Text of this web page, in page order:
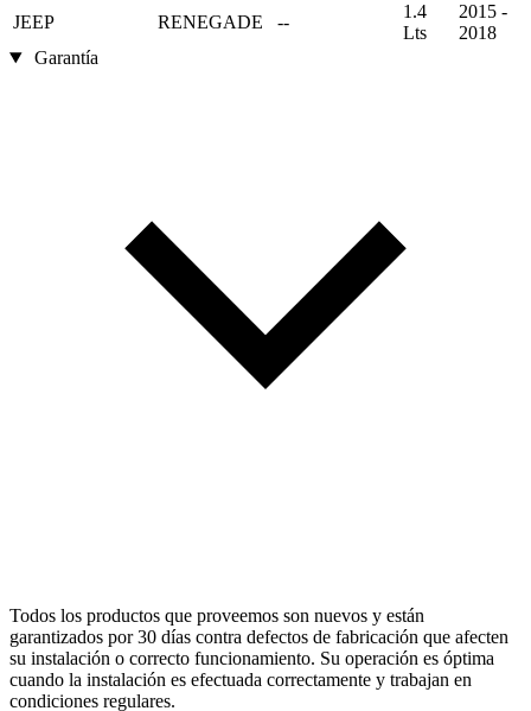
JEEP
RENEGADE --
1.4
Lts
2015 -
2018
Garantía
Todos los productos que proveemos son nuevos y están
garantizados por 30 días contra defectos de fabricación que afecten
su instalación o correcto funcionamiento. Su operación es óptima
cuando la instalación es efectuada correctamente y trabajan en
condiciones regulares.